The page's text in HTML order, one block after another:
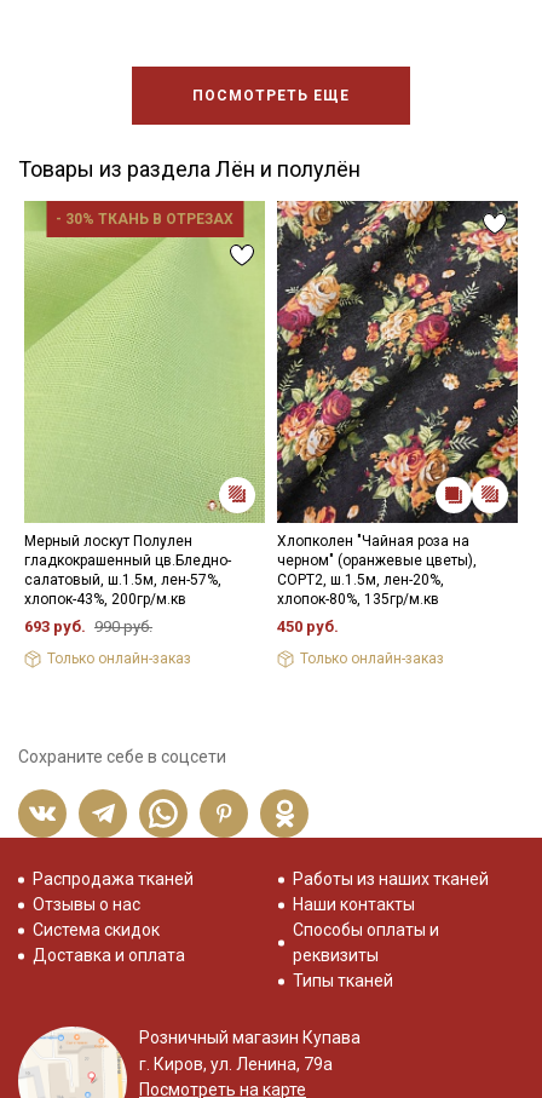
ПОСМОТРЕТЬ ЕЩЕ
Товары из раздела Лён и полулён
- 30% ТКАНЬ В ОТРЕЗАХ
Мерный лоскут Полулен
гладкокрашенный цв.Бледно-
салатовый, ш.1.5м, лен-57%,
хлопок-43%, 200гр/м.кв
693 руб. 990 руб.
Только онлайн-заказ
Хлопколен "Чайная роза на
черном" (оранжевые цветы),
СОРТ2, ш.1.5м, лен-20%,
хлопок-80%, 135гр/м.кв
450 руб.
Только онлайн-заказ
Сохраните себе в соцсети
Распродажа тканей
Отзывы о нас
Система скидок
Доставка и оплата
Работы из наших тканей
Наши контакты
Способы оплаты и
реквизиты
Типы тканей
Розничный магазин Купава
г. Киров, ул. Ленина, 79а
Посмотреть на карте